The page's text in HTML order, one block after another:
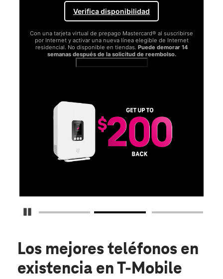
Detener carrusel
Verifica disponibilidad
Con una tarjeta virtual de prepago Mastercard® al suscribirse
por Internet y activar una nueva línea elegible de Internet
residencial. No disponible en tiendas. Puede demorar 14
semanas después de la solicitud de reembolso.
Los mejores teléfonos en
existencia en T-Mobile